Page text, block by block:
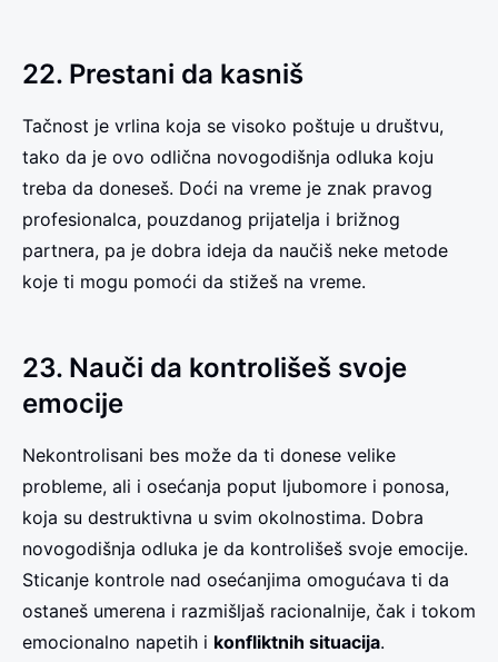
22. Prestani da kasniš
Tačnost je vrlina koja se visoko poštuje u društvu,
tako da je ovo odlična novogodišnja odluka koju
treba da doneseš. Doći na vreme je znak pravog
profesionalca, pouzdanog prijatelja i brižnog
partnera, pa je dobra ideja da naučiš neke metode
koje ti mogu pomoći da stižeš na vreme.
23. Nauči da kontrolišeš svoje
emocije
Nekontrolisani bes može da ti donese velike
probleme, ali i osećanja poput ljubomore i ponosa,
koja su destruktivna u svim okolnostima. Dobra
novogodišnja odluka je da kontrolišeš svoje emocije.
Sticanje kontrole nad osećanjima omogućava ti da
ostaneš umerena i razmišljaš racionalnije, čak i tokom
emocionalno napetih i konfliktnih situacija.